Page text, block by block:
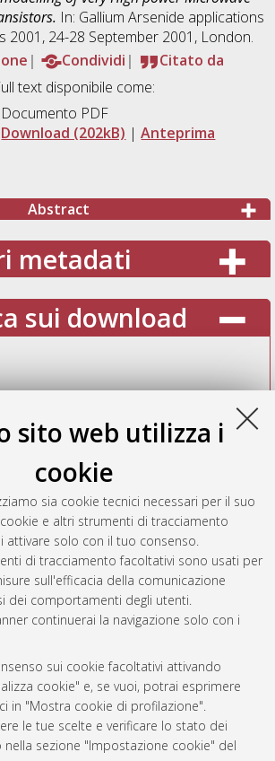
sito web utilizza i
cookie
sia cookie tecnici necessari per il suo
e altri strumenti di tracciamento
attivare solo con il tuo consenso.
di tracciamento facoltativi sono usati per
sull'efficacia della comunicazione
dei comportamenti degli utenti.
continuerai la navigazione solo con i
sui cookie facoltativi attivando
cookie" e, se vuoi, potrai esprimere
in "Mostra cookie di profilazione".
le tue scelte e verificare lo stato dei
sezione "Impostazione cookie" del
In: Gallium Arsenide applications
2001, 24-28 September 2001, London.
Condividi
Citato da
text disponibile come:
Documento PDF
Download (202kB) |Anteprima
Abstract
metadati
sui download
Vedi altre statistiche
del documento:
Acta
2038-7954
-
10.17616/R3P19R
implementato e